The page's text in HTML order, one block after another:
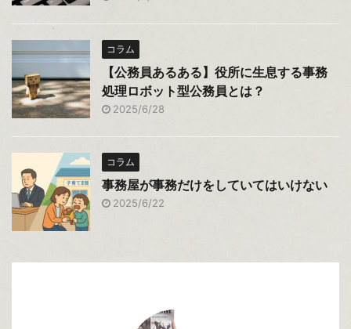
コラム
【公務員あるある】役所に生息する事務
処理ロボット型公務員とは？
2025/6/28
コラム
事務屋が事務だけをしていてはいけない
2025/6/22